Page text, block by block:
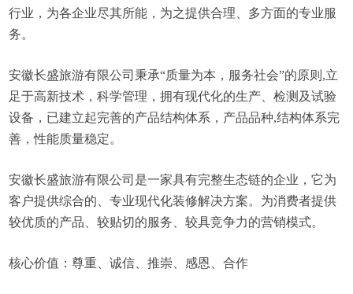
行业，为各企业尽其所能，为之提供合理、多方面的专业服
务。
安徽长盛旅游有限公司秉承“质量为本，服务社会”的原则,立
足于高新技术，科学管理，拥有现代化的生产、检测及试验
设备，已建立起完善的产品结构体系，产品品种,结构体系完
善，性能质量稳定。
安徽长盛旅游有限公司是一家具有完整生态链的企业，它为
客户提供综合的、专业现代化装修解决方案。为消费者提供
较优质的产品、较贴切的服务、较具竞争力的营销模式。
核心价值：尊重、诚信、推崇、感恩、合作